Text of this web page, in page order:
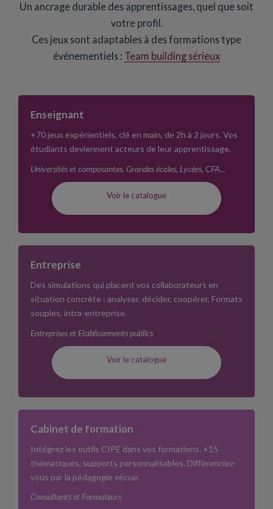
Un ancrage durable des apprentissages, quel que soit
votre profil.
Ces jeux sont adaptables à des formations type
événementiels : Team building sérieux
Enseignant
+70 jeux expérientiels, clé en main, de 2h à 2 jours. Vos
étudiants deviennent acteurs de leur apprentissage.
Universités et composantes, Grandes écoles, Lycées, CFA...
Voir le catalogue
Entreprise
Des simulations qui placent vos collaborateurs en
situation concrète : analyser, décider, coopérer. Formats
souples, intra-entreprise.
Entreprises et Etablissements publics
Voir le catalogue
Cabinet de formation
Intégrez les outils CIPE dans vos formations. +15
thématiques, supports personnalisables. Différenciez-
vous par la pédagogie vécue.
Consultants et Formateurs